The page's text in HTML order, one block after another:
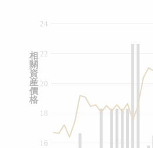
16
18
20
22
24
相
關
資
産
價
格
牛熊證文件及公告 (瑞信)
收市競價變化